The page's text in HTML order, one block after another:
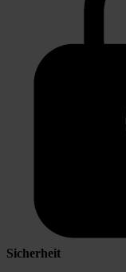
Sicherheit